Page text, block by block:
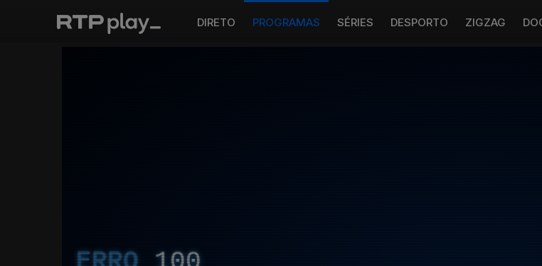
DIRETO PROGRAMAS SÉRIES DESPORTO ZIGZAG